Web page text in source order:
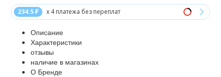
234.5 ₽ x 4 платежа без переплат
Описание
Характеристики
отзывы
наличие в магазинах
О Бренде